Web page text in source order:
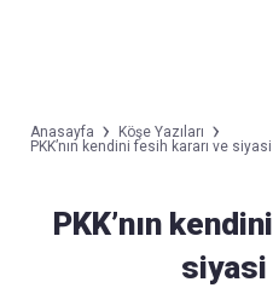
Anasayfa
Köşe Yazıları
PKK’nın kendini fesih kararı ve
PKK’nın